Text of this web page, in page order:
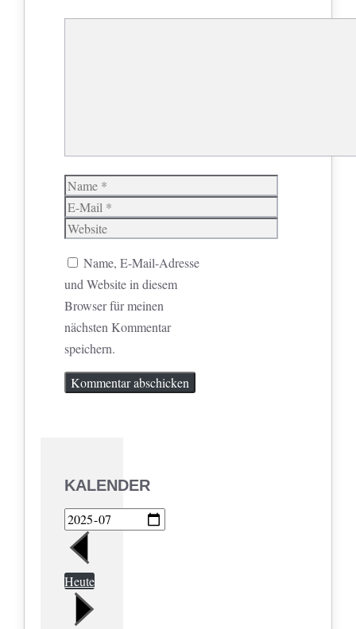
Name
E-
Mail
Website
Name, E-Mail-Adresse
und Website in diesem
Browser für meinen
nächsten Kommentar
speichern.
KALENDER
Heute